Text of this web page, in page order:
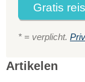
Gratis
* = verplicht.
Artikelen